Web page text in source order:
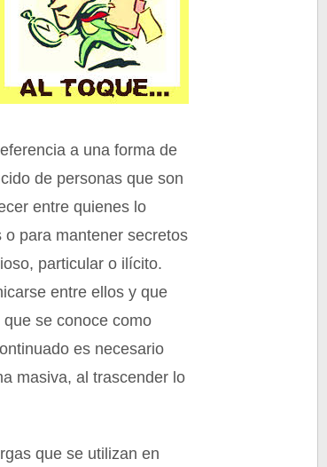
a una forma de
de personas que son
entre quienes lo
para mantener secretos
particular o ilícito.
entre ellos y que
se conoce como
es necesario
masiva, al trascender lo
que se utilizan en